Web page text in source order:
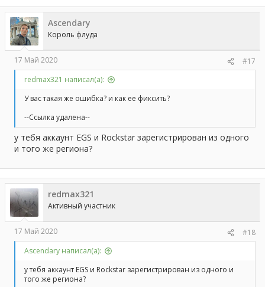
Ascendary
Король флуда
17 Май 2020
#17
redmax321 написал(а):
У вас такая же ошибка? и как ее фиксить?
--Ссылка удалена--
у тебя аккаунт EGS и Rockstar зарегистрирован из одного
и того же региона?
redmax321
Активный участник
17 Май 2020
#18
Ascendary написал(а):
у тебя аккаунт EGS и Rockstar зарегистрирован из одного и
того же региона?